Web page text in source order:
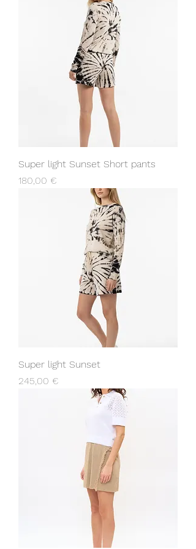
Super light Sunset Short pants
Prix
180,00 €
Super light Sunset
Prix
245,00 €